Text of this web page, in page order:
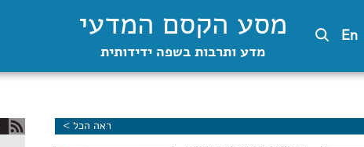
En מסע הקסם המדעי
מדע ותרבות בשפה ידידותית
ראה הכל >